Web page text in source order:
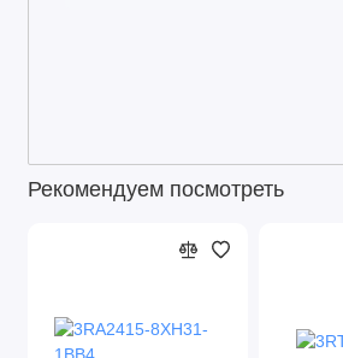
Рекомендуем посмотреть